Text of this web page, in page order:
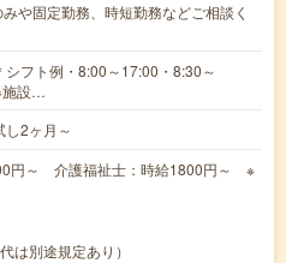
や固定勤務、時短勤務などご相談く
フト例・8:00～17:00・8:30～
施設…
し2ヶ月～
円～ 介護福祉士：時給1800円～ ※
は別途規定あり）